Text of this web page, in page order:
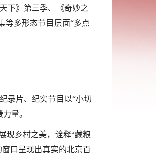
下》第三季、《奇妙之
等多形态节目层面“多点
录片、纪实节目以“小切
量。
现乡村之美，诠释“藏粮
口呈现出真实的北京百